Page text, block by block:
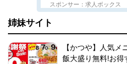
スポンサー：求人ボックス
姉妹サイト
【かつや】人気
飯大盛り無料!お得